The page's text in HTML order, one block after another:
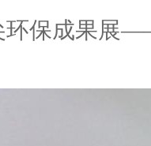
保成果展